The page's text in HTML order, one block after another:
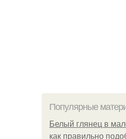
Популярные
Белый глянец в
как правильно